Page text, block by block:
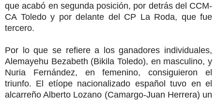
que acabó en segunda posición, por detrás del CCM-
CA Toledo y por delante del CP La Roda, que fue
tercero.
Por lo que se refiere a los ganadores individuales,
Alemayehu Bezabeth (Bikila Toledo), en masculino, y
Nuria Fernández, en femenino, consiguieron el
triunfo. El etíope nacionalizado español tuvo en el
alcarreño Alberto Lozano (Camargo-Juan Herrera) un